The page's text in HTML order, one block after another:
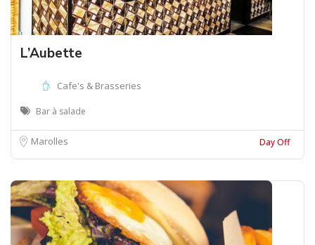
L’Aubette
Cafe's & Brasseries
Bar à salade
Marolles Day Off